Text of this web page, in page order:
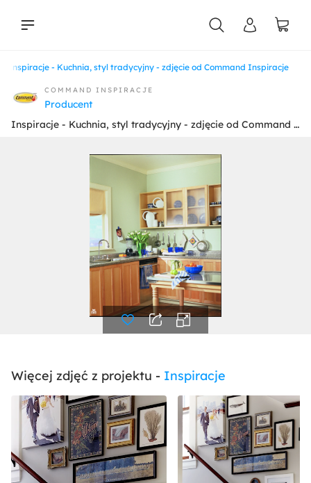
Inspiracje - Kuchnia, styl tradycyjny - zdjęcie od Command Inspiracje
COMMAND INSPIRACJE
Producent
Inspiracje - Kuchnia, styl tradycyjny - zdjęcie od Command Inspiracje
Więcej zdjęć z projektu - Inspiracje